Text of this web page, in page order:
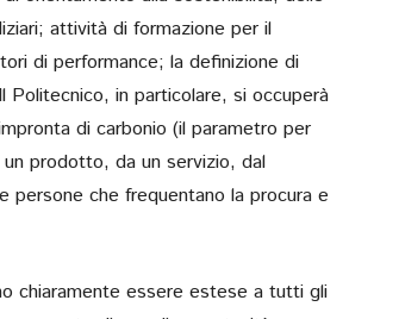
attività di formazione per il
di performance; la definizione di
Politecnico, in particolare, si occuperà
di carbonio (il parametro per
prodotto, da un servizio, dal
persone che frequentano la procura e
chiaramente essere estese a tutti gli